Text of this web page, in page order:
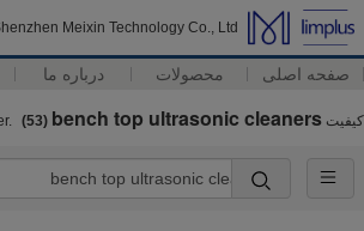
Meixin Technology Co., Ltd.
صفحه اصلی محصولات درباره ما
کیفیت bench top ultrasonic cleaners
(53)